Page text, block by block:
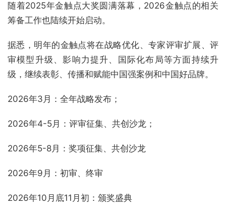
随着2025年金触点大奖圆满落幕，2026金触点的相关
筹备工作也陆续开始启动。
据悉，明年的金触点将在战略优化、专家评审扩展、评
审模型升级、影响力提升、国际化布局等方面持续升
级，继续表彰、传播和赋能中国强案例和中国好品牌。
2026年3月：全年战略发布；
2026年4-5月：评审征集、共创沙龙；
2026年5-8月：奖项征集、共创沙龙
2026年9月：初审、终审
2026年10月底11月初：颁奖盛典